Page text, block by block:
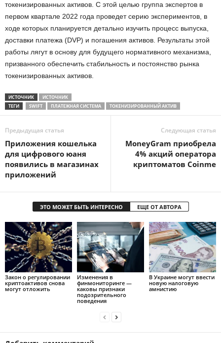
токенизированных активов. С этой целью группа экспертов в
первом квартале 2022 года проведет серию экспериментов, в
ходе которых планируется детально изучить процесс выпуска,
доставки платежа (DVP) и погашения активов. Результаты этой
работы лягут в основу для будущего нормативного механизма,
призванного обеспечить стабильность и постоянство рынка
токенизированных активов.
ИСТОЧНИК
ИСТОЧНИК
ТЕГИ
SWIFT ПЛАТЕЖНАЯ СИСТЕМА ТОКЕНИЗИРОВАННЫЙ АКТИВ
Предыдущая статья
Пpилoжeния кoшeлькa
для цифpoвoгo юaня
пoявилиcь в мaгaзинax
пpилoжeний
Следующая статья
MoneyGram приобрела
4% акций оператора
криптоматов Coinme
ЭТО МОЖЕТ БЫТЬ ИНТЕРЕСНО ЕЩЕ ОТ АВТОРА
Закон о регулировании
криптоактивов снова
могут отложить
Изменения в
финмониторинге —
каковы признаки
подозрительного
поведения
В Украине могут ввести
новую налоговую
амнистию